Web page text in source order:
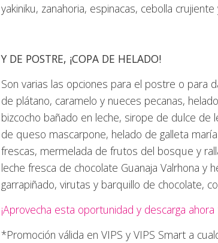
yakiniku, zanahoria, espinacas, cebolla
Y DE POSTRE, ¡COPA DE HELADO!
Son varias las opciones para el postre o para
de plátano, caramelo y nueces pecanas,
bizcocho bañado en leche, sirope de dulce de
de queso mascarpone, helado de galleta
frescas, mermelada de frutos del bosque y
leche fresca de chocolate Guanaja Valrhona y
garrapiñado, virutas y barquillo de chocolate,
¡Aprovecha esta oportunidad y descarga
*Promoción válida en VIPS y VIPS Smart a